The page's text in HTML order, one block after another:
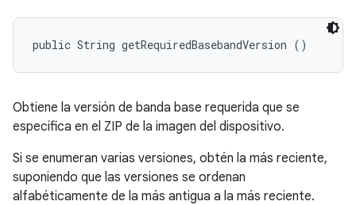
public String getRequiredBasebandVersion ()
Obtiene la versión de banda base requerida que se
especifica en el ZIP de la imagen del dispositivo.
Si se enumeran varias versiones, obtén la más reciente,
suponiendo que las versiones se ordenan
alfabéticamente de la más antigua a la más reciente.